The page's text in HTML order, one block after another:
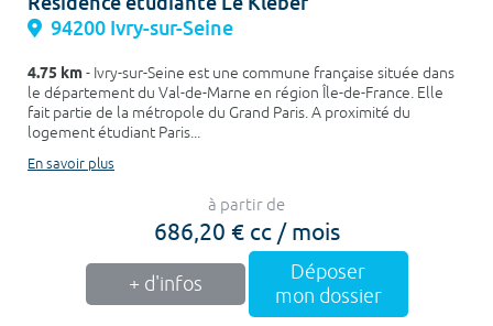
94200 Ivry-sur-Seine
4.75 km- Ivry-sur-Seine est une commune française située dans
le département du Val-de-Marne en région Île-de-France. Elle
fait partie de la métropole du Grand Paris. A proximité du
logement étudiant Paris...
En savoir plus
à partir de
686,20 € cc / mois
+ d'infos
Déposer
mon dossier